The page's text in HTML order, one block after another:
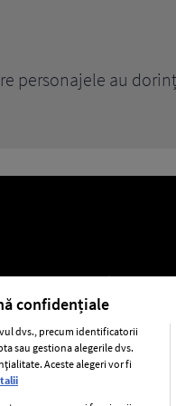
care stimulează
ELLE Romania
Unica Baby
Pariază
confidențiale
dvs., precum identificatorii
sau gestiona alegerile dvs.
Aceste alegeri vor fi